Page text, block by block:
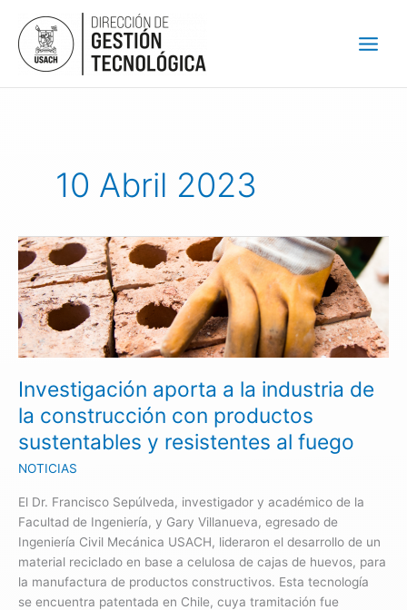
contenido
10 Abril 2023
Investigación aporta a la industria de
la construcción con productos
sustentables y resistentes al fuego
NOTICIAS
El Dr. Francisco Sepúlveda, investigador y académico de la
Facultad de Ingeniería, y Gary Villanueva, egresado de
Ingeniería Civil Mecánica USACH, lideraron el desarrollo de un
material reciclado en base a celulosa de cajas de huevos, para
la manufactura de productos constructivos. Esta tecnología
se encuentra patentada en Chile, cuya tramitación fue
Investigación
aporta
a
la
industria
de
construcción
con
productos
sustentables
y
al
fuego